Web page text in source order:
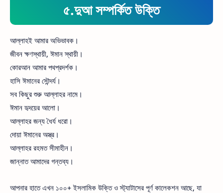
৫.দুআ সম্পর্কিত উক্তি
আল্লাহই আমার অভিভাবক।
জীবন ক্ষণস্থায়ী, ঈমান স্থায়ী।
কোরআন আমার পথপ্রদর্শক।
হাসি ঈমানের সৌন্দর্য।
সব কিছুর শুরু আল্লাহর নামে।
ঈমান হৃদয়ের আলো।
আল্লাহর জন্য ধৈর্য ধরো।
দোয়া ঈমানের অস্ত্র।
আল্লাহর রহমত সীমাহীন।
জান্নাত আমাদের গন্তব্য।
আপনার হাতে এখন ১০০+ ইসলামিক উক্তি ও স্ট্যাটাসের পূর্ণ কালেকশন আছে, যা